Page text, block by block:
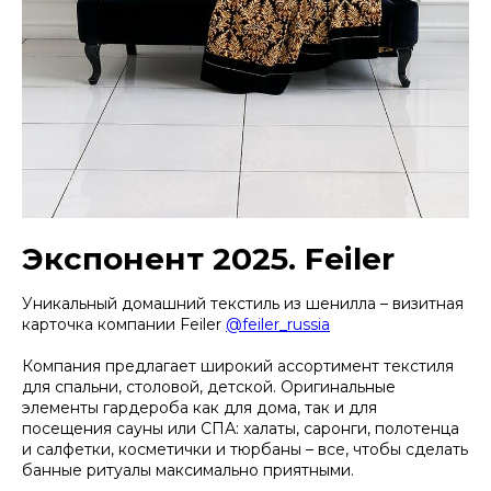
Экспонент 2025. Feiler
Уникальный домашний текстиль из шенилла – визитная
карточка компании Feiler @feiler_russia
Компания предлагает широкий ассортимент текстиля
для спальни, столовой, детской. Оригинальные
элементы гардероба как для дома, так и для
посещения сауны или СПА: халаты, саронги, полотенца
и салфетки, косметички и тюрбаны – все, чтобы сделать
банные ритуалы максимально приятными.